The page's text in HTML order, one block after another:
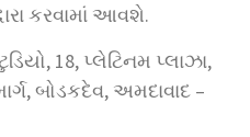
કરવામાં આવશે.
18, પ્લેટિનમ પ્લાઝા,
બોડકદેવ, અમદાવાદ –